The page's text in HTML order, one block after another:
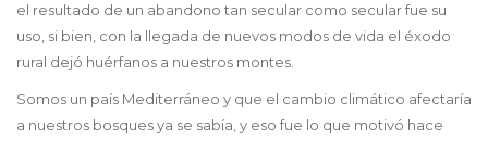
el resultado de un abandono tan secular como secular fue su
uso, si bien, con la llegada de nuevos modos de vida el éxodo
rural dejó huérfanos a nuestros montes.
Somos un país Mediterráneo y que el cambio climático afectaría
a nuestros bosques ya se sabía, y eso fue lo que motivó hace